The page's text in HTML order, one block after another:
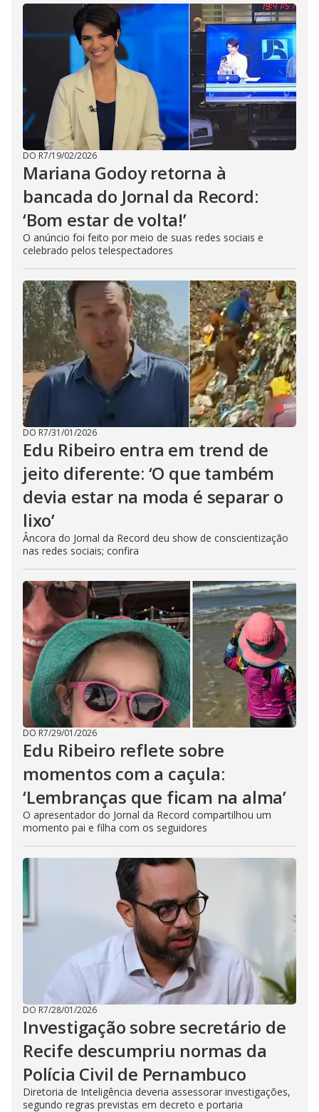
DO R7/19/02/2026
Mariana Godoy retorna à
bancada do Jornal da Record:
‘Bom estar de volta!’
O anúncio foi feito por meio de suas redes sociais e
celebrado pelos telespectadores
DO R7/31/01/2026
Edu Ribeiro entra em trend de
jeito diferente: ‘O que também
devia estar na moda é separar o
lixo’
Âncora do Jornal da Record deu show de conscientização
nas redes sociais; confira
DO R7/29/01/2026
Edu Ribeiro reflete sobre
momentos com a caçula:
‘Lembranças que ficam na alma’
O apresentador do Jornal da Record compartilhou um
momento pai e filha com os seguidores
DO R7/28/01/2026
Investigação sobre secretário de
Recife descumpriu normas da
Polícia Civil de Pernambuco
Diretoria de Inteligência deveria assessorar investigações,
segundo regras previstas em decreto e portaria